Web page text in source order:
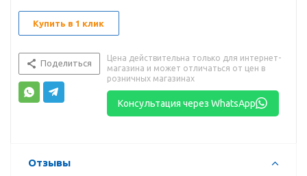
Купить в 1 клик
Поделиться
Цена действительна только для интернет-
магазина и может отличаться от цен в
розничных магазинах
Консультация через WhatsApp
Отзывы